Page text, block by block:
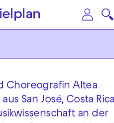
springen
Choreografin Altea
San José, Costa
an der